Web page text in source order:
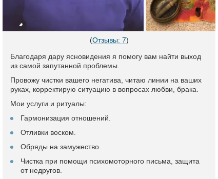
(Отзывы: 7)
Благодаря дару ясновидения я помогу вам найти выход
из самой запутанной проблемы.
Провожу чистки вашего негатива, читаю линии на ваших
руках, корректирую ситуацию в вопросах любви, брака.
Мои услуги и ритуалы:
Гармонизация отношений.
Отливки воском.
Обряды на замужество.
Чистка при помощи психомоторного письма, защита
от недругов.